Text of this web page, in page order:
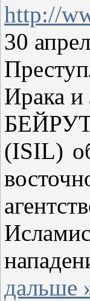
http://
30
Ирака
(ISIL)
дальше